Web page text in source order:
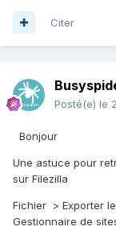
Citer
Posté(e) le
Bonjour
Une astuce pour
sur Filezilla
Fichier > Exporter
Gestionnaire de